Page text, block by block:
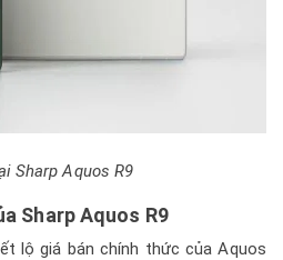
Sharp Aquos R9
Sharp Aquos R9
lộ giá bán chính thức của Aquos